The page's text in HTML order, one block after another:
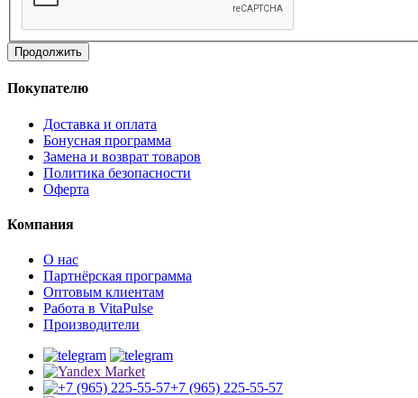
Продолжить
Покупателю
Доставка и оплата
Бонусная программа
Замена и возврат товаров
Политика безопасности
Оферта
Компания
О нас
Партнёрская программа
Оптовым клиентам
Работа в VitaPulse
Производители
+7 (965) 225-55-57